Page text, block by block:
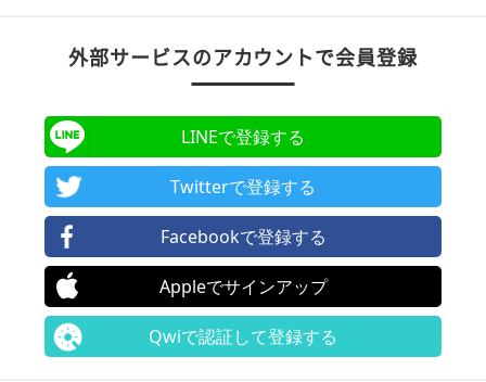
外部サービスのアカウントで会員登録
LINEで登録する
Twitterで登録する
Facebookで登録する
Appleでサインアップ
Qwiで認証して登録する